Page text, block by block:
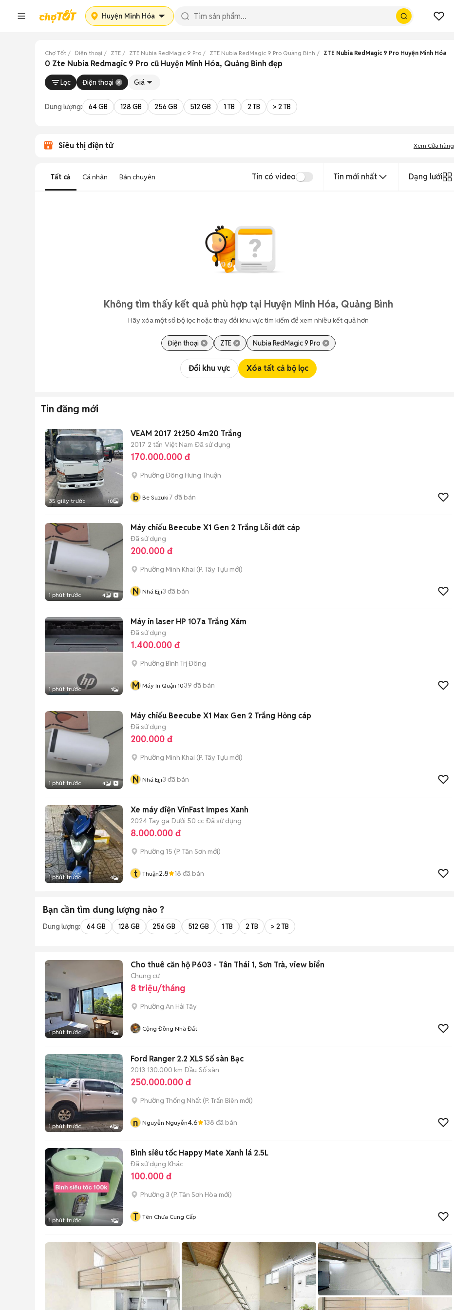
Huyện Minh Hóa
Chợ Tốt Điện thoại ZTE ZTE Nubia RedMagic 9 Pro ZTE Nubia RedMagic 9 Pro Quảng Bình ZTE Nubia RedMagic 9 Pro Huyện Minh Hóa
0 Zte Nubia Redmagic 9 Pro cũ Huyện Minh Hóa, Quảng Bình đẹp
Lọc Điện thoại Giá
Dung lượng: 64 GB 128 GB 256 GB 512 GB 1 TB 2 TB > 2 TB
Siêu thị điện tử Xem Cửa hàng
Tất cả Cá nhân Bán chuyên Tin có video Tin mới nhất Dạng lưới
Không tìm thấy kết quả phù hợp tại Huyện Minh Hóa, Quảng Bình
Hãy xóa một số bộ lọc hoặc thay đổi khu vực tìm kiếm để xem nhiều kết quả hơn
Điện thoại ZTE Nubia RedMagic 9 Pro
Đổi khu vực Xóa tất cả bộ lọc
Tin đăng mới
35 giây trước 10
VEAM 2017 2t250 4m20 Trắng
2017 2 tấn Việt Nam Đã sử dụng
170.000.000 đ
Phường Đông Hưng Thuận
b Be Suzuki7 đã bán
1 phút trước 4
Máy chiếu Beecube X1 Gen 2 Trắng Lỗi đứt cáp
Đã sử dụng
200.000 đ
Phường Minh Khai (P. Tây Tựu mới)
N Nhá Ejji3 đã bán
1 phút trước 1
Máy in laser HP 107a Trắng Xám
Đã sử dụng
1.400.000 đ
Phường Bình Trị Đông
M Máy In Quận 1039 đã bán
1 phút trước 4
Máy chiếu Beecube X1 Max Gen 2 Trắng Hỏng cáp
Đã sử dụng
200.000 đ
Phường Minh Khai (P. Tây Tựu mới)
N Nhá Ejji3 đã bán
1 phút trước 4
Xe máy điện VinFast Impes Xanh
2024 Tay ga Dưới 50 cc Đã sử dụng
8.000.000 đ
Phường 15 (P. Tân Sơn mới)
t Thuận2.8 18 đã bán
Bạn cần tìm dung lượng nào ?
Dung lượng: 64 GB 128 GB 256 GB 512 GB 1 TB 2 TB > 2 TB
1 phút trước 4
Cho thuê căn hộ P603 - Tân Thái 1, Sơn Trà, view biển
Chung cư
8 triệu/tháng
Phường An Hải Tây
Cộng Đồng Nhà Đất
1 phút trước 6
Ford Ranger 2.2 XLS Số sàn Bạc
2013 130.000 km Dầu Số sàn
250.000.000 đ
Phường Thống Nhất (P. Trấn Biên mới)
n Nguyễn Nguyễn4.6 138 đã bán
1 phút trước 1
Bình siêu tốc Happy Mate Xanh lá 2.5L
Đã sử dụng Khác
100.000 đ
Phường 3 (P. Tân Sơn Hòa mới)
T Tên Chưa Cung Cấp